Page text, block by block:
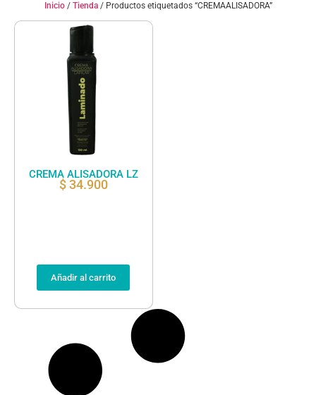
Inicio/ Tienda/ Productos etiquetados “CREMAALISADORA”
CREMA ALISADORA LZ
$34.900
Añadir al carrito